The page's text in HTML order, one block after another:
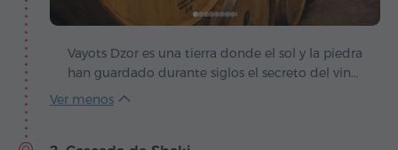
Vayots Dzor es una tierra donde el sol y la piedra
han guardado durante siglos el secreto del vino,
y el pueblo de Areni se convirtió en su antigua